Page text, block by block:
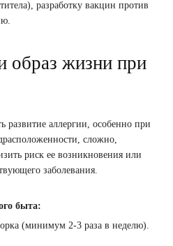
разработку вакцин против
образ жизни при
развитие аллергии, особенно при
сложно,
риск ее возникновения или
заболевания.
быта:
(минимум 2-3 раза в неделю).